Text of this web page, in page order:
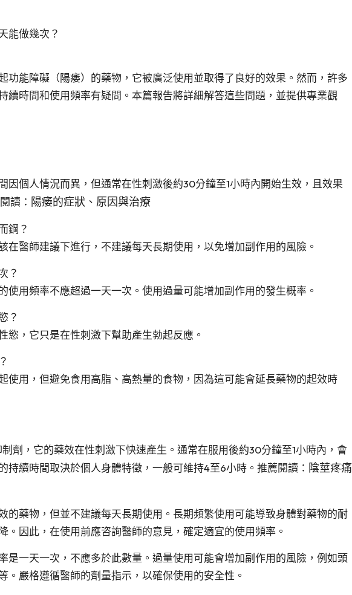
能做幾次？
功能障礙（陽痿）的藥物，它被廣泛使用並取得了良好的效果。然而，許多
續時間和使用頻率有疑問。本篇報告將詳細解答這些問題，並提供專業觀
因個人情況而異，但通常在性刺激後約30分鐘至1小時內開始生效，且效果
讀： 陽痿的症狀、原因與治療
鋼？
在醫師建議下進行，不建議每天長期使用，以免增加副作用的風險。
？
使用頻率不應超過一天一次。使用過量可能增加副作用的發生概率。
？
慾，它只是在性刺激下幫助產生勃起反應。
使用，但避免食用高脂、高熱量的食物，因為這可能會延長藥物的起效時
劑，它的藥效在性刺激下快速產生。通常在服用後約30分鐘至1小時內，會
持續時間取決於個人身體特徵，一般可維持4至6小時。推薦閱讀： 陰莖疼痛
的藥物，但並不建議每天長期使用。長期頻繁使用可能導致身體對藥物的耐
。因此，在使用前應咨詢醫師的意見，確定適宜的使用頻率。
是一天一次，不應多於此數量。過量使用可能會增加副作用的風險，例如頭
。嚴格遵循醫師的劑量指示，以確保使用的安全性。